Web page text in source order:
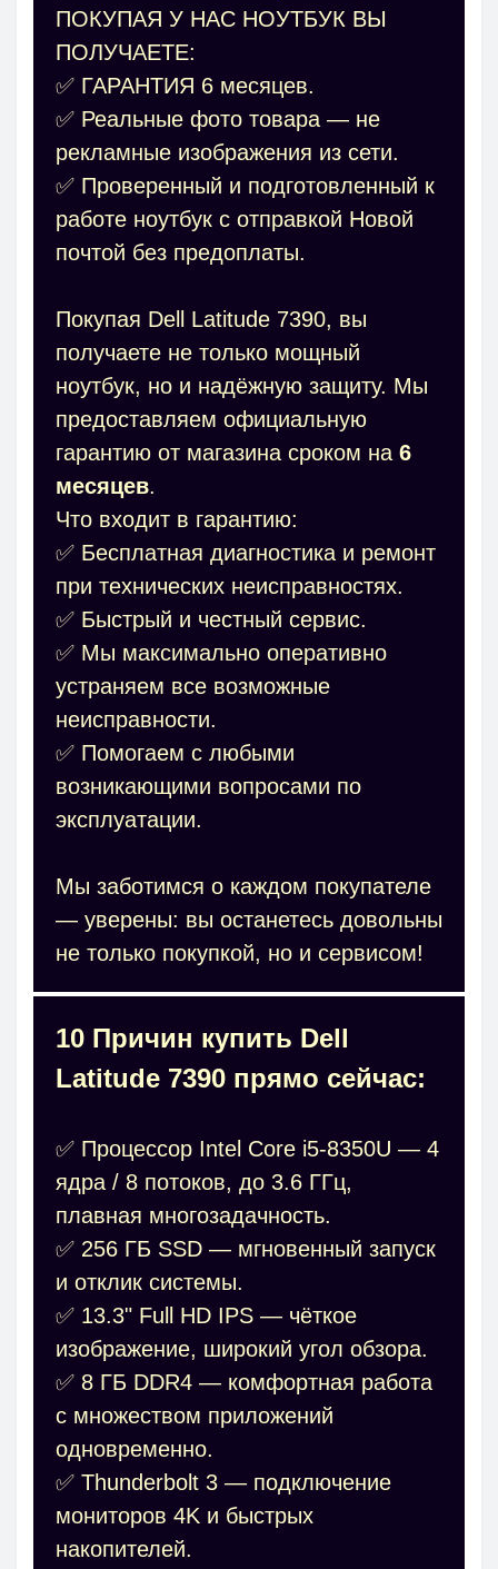
ПОКУПАЯ У НАС НОУТБУК ВЫ
ПОЛУЧАЕТЕ:
✅ ГАРАНТИЯ 6 месяцев.
✅ Реальные фото товара — не
рекламные изображения из сети.
✅ Проверенный и подготовленный к
работе ноутбук с отправкой Новой
почтой без предоплаты.
Покупая Dell Latitude 7390, вы
получаете не только мощный
ноутбук, но и надёжную защиту. Мы
предоставляем официальную
гарантию от магазина сроком на 6
месяцев.
Что входит в гарантию:
✅ Бесплатная диагностика и ремонт
при технических неисправностях.
✅ Быстрый и честный сервис.
✅ Мы максимально оперативно
устраняем все возможные
неисправности.
✅ Помогаем с любыми
возникающими вопросами по
эксплуатации.
Мы заботимся о каждом покупателе
— уверены: вы останетесь довольны
не только покупкой, но и сервисом!
10 Причин купить Dell
Latitude 7390 прямо сейчас:
✅ Процессор Intel Core i5-8350U — 4
ядра / 8 потоков, до 3.6 ГГц,
плавная многозадачность.
✅ 256 ГБ SSD — мгновенный запуск
и отклик системы.
✅ 13.3" Full HD IPS — чёткое
изображение, широкий угол обзора.
✅ 8 ГБ DDR4 — комфортная работа
с множеством приложений
одновременно.
✅ Thunderbolt 3 — подключение
мониторов 4K и быстрых
накопителей.